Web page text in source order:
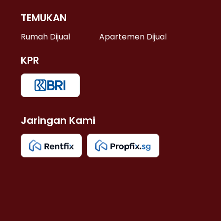
TEMUKAN
Rumah Dijual Apartemen Dijual
KPR
Jaringan Kami